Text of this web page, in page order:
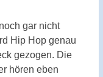
gar nicht
Hip Hop genau
gezogen. Die
hören eben